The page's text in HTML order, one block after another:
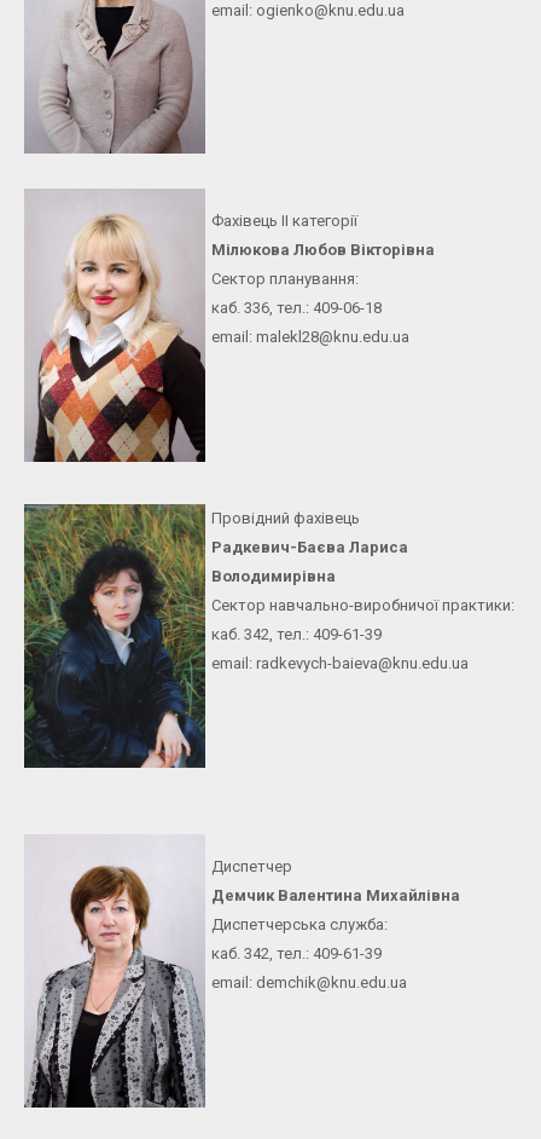
email: ogienko@knu.edu.ua
Фахівець ІІ категорії
Мілюкова Любов Вікторівна
Сектор планування:
каб. 336, тел.: 409-06-18
email: malekl28@knu.edu.ua
Провідний фахівець
Радкевич-Баєва Лариса
Володимирівна
Сектор навчально-виробничої практики:
каб. 342, тел.: 409-61-39
email: radkevych-baieva@knu.edu.ua
Диспетчер
Демчик Валентина Михайлівна
Диспетчерська служба:
каб. 342, тел.: 409-61-39
email: demchik@knu.edu.ua